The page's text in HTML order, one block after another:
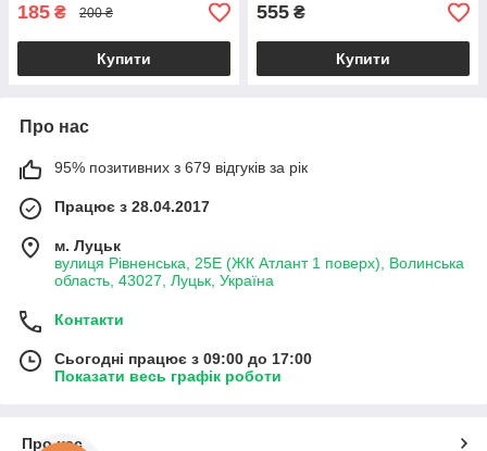
185 ₴ 200 ₴
Купити
555 ₴
Купити
Про нас
95% позитивних з 679 відгуків за рік
Працює з 28.04.2017
м. Луцьк
вулиця Рівненська, 25Е (ЖК Атлант 1 поверх), Волинська
область, 43027, Луцьк, Україна
Контакти
Сьогодні працює з 09:00 до 17:00
Показати весь графік роботи
Про нас